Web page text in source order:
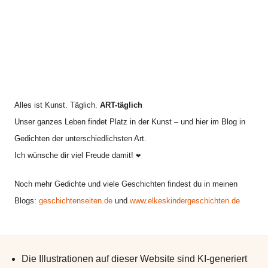
Alles ist Kunst. Täglich. ART-täglich
Unser ganzes Leben findet Platz in der Kunst – und hier im Blog in
Gedichten der unterschiedlichsten Art.
Ich wünsche dir viel Freude damit! ❤
Noch mehr Gedichte und viele Geschichten findest du in meinen
Blogs: geschichtenseiten.de und www.elkeskindergeschichten.de
Die Illustrationen auf dieser Website sind KI-generiert